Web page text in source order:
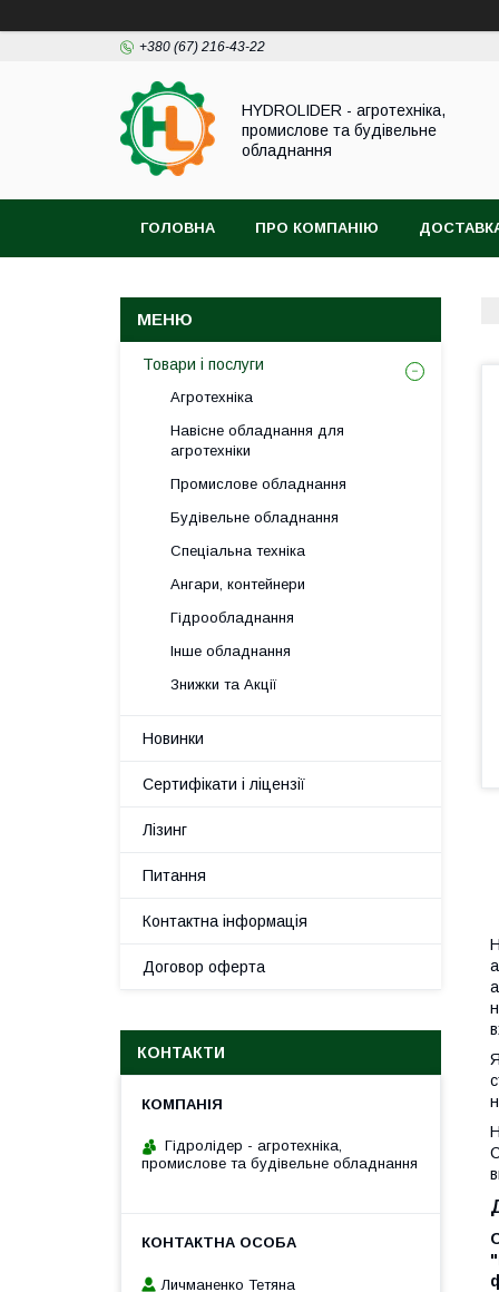
+380 (67) 216-43-22
HYDROLIDER - агротехніка,
промислове та будівельне
обладнання
ГОЛОВНА ПРО КОМПАНІЮ
Товари і послуги
Агротехніка
Навісне обладнання для
агротехніки
Промислове обладнання
Будівельне обладнання
Спеціальна техніка
Ангари, контейнери
Гідрообладнання
Інше обладнання
Знижки та Акції
Новинки
Сертифікати і ліцензії
Лізинг
Питання
Контактна інформація
Договор оферта
КОНТАКТИ
Гідролідер - агротехніка,
промислове та будівельне обладнання
Личманенко Тетяна